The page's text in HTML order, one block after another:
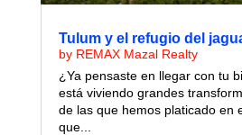
Tulum y el refugio del
by REMAX Mazal Realty
¿Ya pensaste en llegar con tu
está viviendo grandes
de las que hemos platicado en
que...